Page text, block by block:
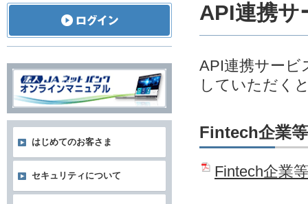
API連携サ
API連携サービ
していただく
Fintech企業
Fintech企業
はじめてのお客さま
セキュリティについて